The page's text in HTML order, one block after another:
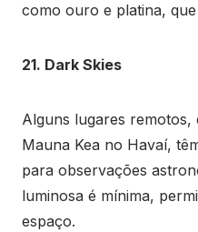
como ouro e platina,
21. Dark Skies
Alguns lugares
Mauna Kea no Havaí,
para observações
luminosa é mínima,
espaço.